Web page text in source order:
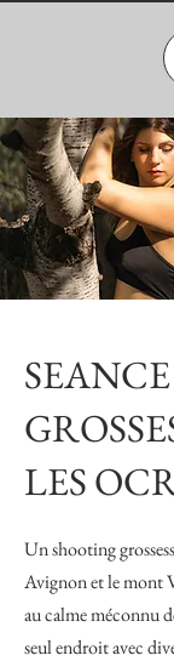
SEANCE
LES
Un shooting
Avignon et le mont
au calme méconnu
seul endroit avec